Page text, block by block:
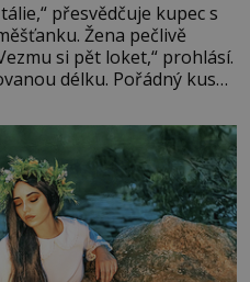
přesvědčuje kupec s
Žena pečlivě
si pět loket,“ prohlásí.
délku. Pořádný kus
zhodnotí švadlena
„Ošidili vás, podívejte.“